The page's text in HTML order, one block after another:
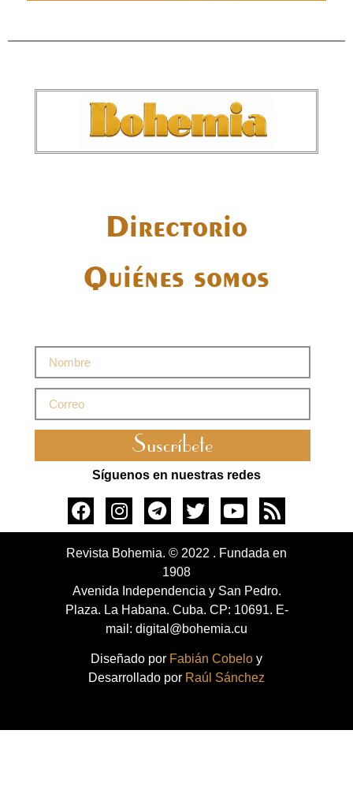
Directorio
Quiénes somos
Suscríbete
Síguenos en nuestras redes
Revista Bohemia. © 2022 . Fundada en
1908
Avenida Independencia y San Pedro.
Plaza. La Habana. Cuba. CP: 10691. E-
mail: digital@bohemia.cu
Diseñado por Fabián Cobelo y
Desarrollado por Raúl Sánchez